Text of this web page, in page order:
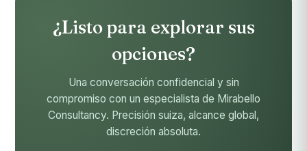
¿Listo para explorar sus
opciones?
Una conversación confidencial y sin
compromiso con un especialista de Mirabello
Consultancy. Precisión suiza, alcance global,
discreción absoluta.